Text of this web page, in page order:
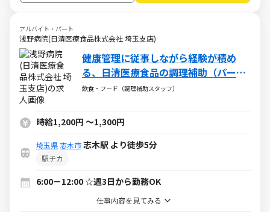
アルバイト・パート
浅野病院(日清医療食品株式会社 埼玉支店)
健康管理に従事しながら経験が積め
る、日清医療食品の調理補助（パー
ト・アルバイト）求人
飲食・フード（調理補助スタッフ）
時給1,200円 ～1,300円
埼玉県志木市志木駅 より徒歩5分
駅チカ
6:00－12:00 ☆週3日から勤務OK
仕事内容を見てみる